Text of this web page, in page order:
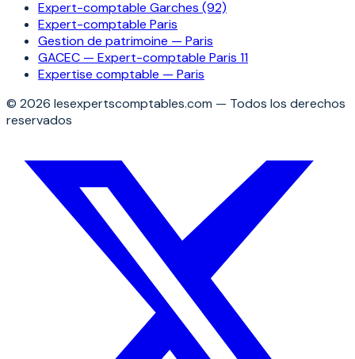
Expert-comptable Garches (92)
Expert-comptable Paris
Gestion de patrimoine — Paris
GACEC — Expert-comptable Paris 11
Expertise comptable — Paris
© 2026 lesexpertscomptables.com — Todos los derechos
reservados